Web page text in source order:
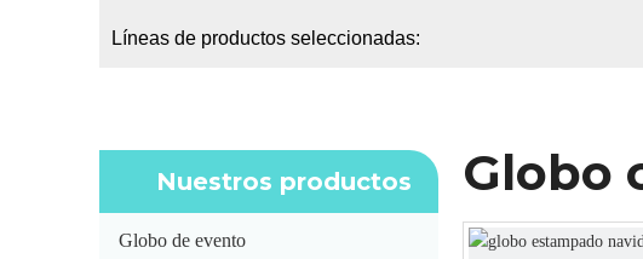
Líneas de productos seleccionadas:
Nuestros productos
Globo de evento
Globo